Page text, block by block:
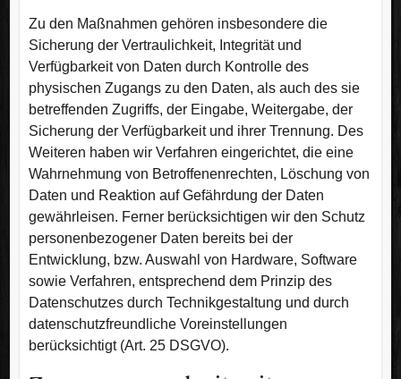
Zu den Maßnahmen gehören insbesondere die
Sicherung der Vertraulichkeit, Integrität und
Verfügbarkeit von Daten durch Kontrolle des
physischen Zugangs zu den Daten, als auch des sie
betreffenden Zugriffs, der Eingabe, Weitergabe, der
Sicherung der Verfügbarkeit und ihrer Trennung. Des
Weiteren haben wir Verfahren eingerichtet, die eine
Wahrnehmung von Betroffenenrechten, Löschung von
Daten und Reaktion auf Gefährdung der Daten
gewährleisen. Ferner berücksichtigen wir den Schutz
personenbezogener Daten bereits bei der
Entwicklung, bzw. Auswahl von Hardware, Software
sowie Verfahren, entsprechend dem Prinzip des
Datenschutzes durch Technikgestaltung und durch
datenschutzfreundliche Voreinstellungen
berücksichtigt (Art. 25 DSGVO).